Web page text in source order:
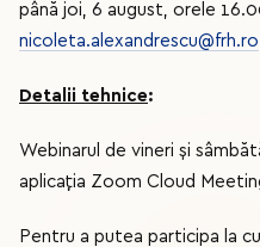
până joi, 6 august, orele
nicoleta.alexandrescu@frh.ro
Detalii tehnice:
Webinarul de vineri și
aplicația Zoom Cloud
Pentru a putea participa la